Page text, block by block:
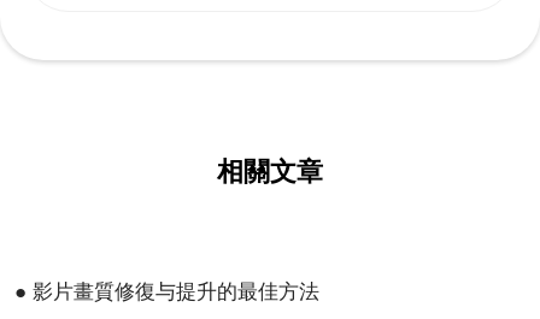
相關文章
● 影片畫質修復与提升的最佳方法